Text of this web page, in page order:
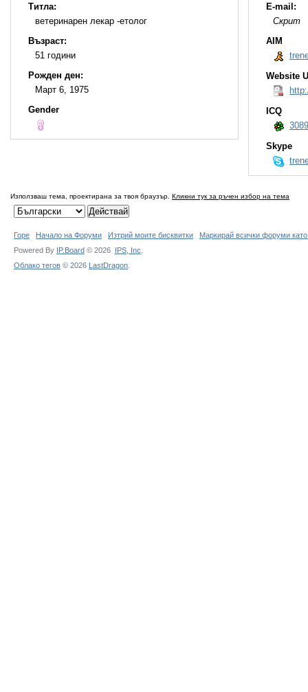
Титла:
ветеринарен лекар -етолог
Възраст:
51 години
Рожден ден:
Март 6, 1975
Gender
E-mail:
Скрит
AIM
Website
ICQ
Skype
Използваш тема, проектирана за твоя браузър. Кликни тук за ръчен избор на тема
Горе Начало на Форуми Изтрий моите бисквитки
Маркирай всички форуми
Powered By IP.Board © 2026 IPS, Inc
Облако тегов © 2026 LastDragon